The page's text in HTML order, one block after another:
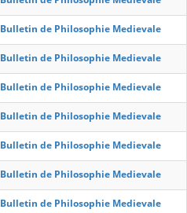
Bulletin de Philosophie Medievale
Bulletin de Philosophie Medievale
Bulletin de Philosophie Medievale
Bulletin de Philosophie Medievale
Bulletin de Philosophie Medievale
Bulletin de Philosophie Medievale
Bulletin de Philosophie Medievale